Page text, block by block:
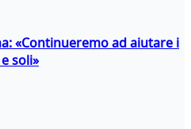
«Continueremo ad aiutare i
soli»